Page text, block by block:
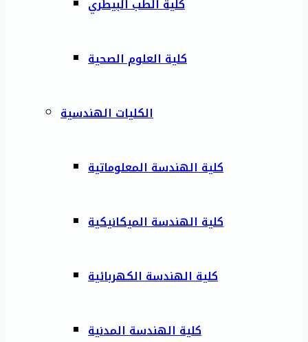
كلية الطب البيطري
كلية العلوم الصحية
الكليات الهندسية
كلية الهندسة المعلوماتية
كلية الهندسة الميكانيكية
كلية الهندسة الكهربائية
كلية الهندسة المدنية